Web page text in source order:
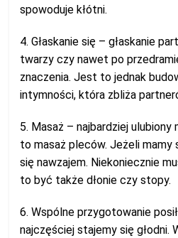
spowoduje kłótni.
4. Głaskanie się – głaskanie
twarzy czy nawet po
znaczenia. Jest to jednak
intymności, która zbliża
5. Masaż – najbardziej ulubiony
to masaż pleców. Jeżeli mamy
się nawzajem. Niekoniecznie
to być także dłonie czy stopy.
6. Wspólne przygotowanie
najczęściej stajemy się głodni.